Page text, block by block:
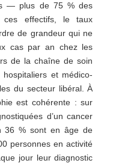
— plus de 75 % des
ces effectifs, le taux
de grandeur qui ne
cas par an chez les
de la chaîne de soin
et médico-
du secteur libéral. À
est cohérente : sur
d’un cancer
36 % sont en âge de
personnes en activité
jour leur diagnostic